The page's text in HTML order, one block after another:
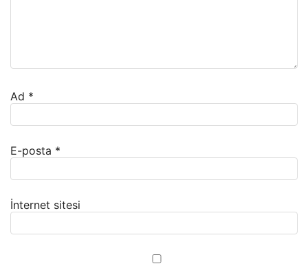
Ad *
E-posta *
İnternet sitesi